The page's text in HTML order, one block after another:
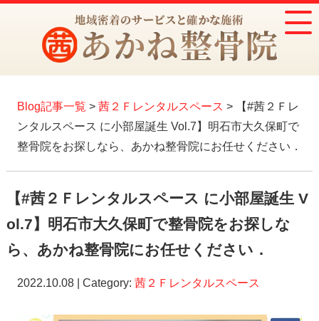
Blog記事一覧 > 茜２Ｆレンタルスペース > 【#茜２Ｆレ
ンタルスペース に小部屋誕生 Vol.7】明石市大久保町で
整骨院をお探しなら、あかね整骨院にお任せください．
【#茜２Ｆレンタルスペース に小部屋誕生 V
ol.7】明石市大久保町で整骨院をお探しな
ら、あかね整骨院にお任せください．
2022.10.08 | Category: 茜２Ｆレンタルスペース